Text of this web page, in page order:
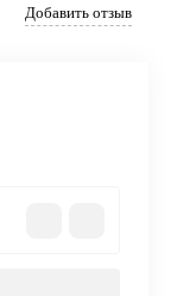
Добавить отзыв